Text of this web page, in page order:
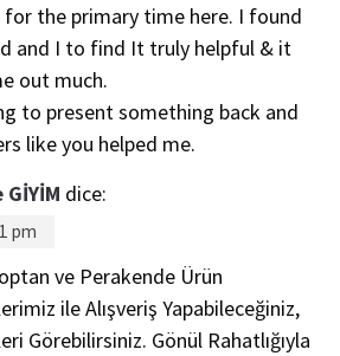
for the primary time here. I found
and I to find It truly helpful & it
out much.
to present something back and
like you helped me.
GİYİM dice:
pm
ve Perakende Ürün
ile Alışveriş Yapabileceğiniz,
Görebilirsiniz. Gönül Rahatlığıyla